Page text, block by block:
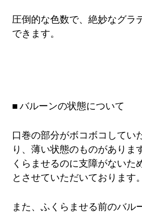
圧倒的な色数で、絶妙なグラ
できます。
バルーンの状態について
口巻の部分がボコボコしてい
り、薄い状態のものがありま
くらませるのに支障がないた
とさせていただいております。
また、ふくらませる前のバル